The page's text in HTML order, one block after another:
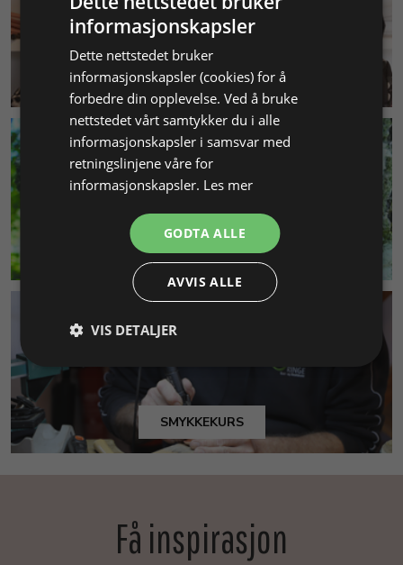
KUNDESERVICE
MILJØ & BÆREKRAFT
SMYKKEKURS
Få inspirasjon
informasjonskapsler
Dette nettstedet bruker
informasjonskapsler (cookies) for å
forbedre din opplevelse. Ved å bruke
nettstedet vårt samtykker du i alle
informasjonskapsler i samsvar med
retningslinjene våre for
informasjonskapsler. Les mer
GODTA ALLE
AVVIS ALLE
VIS DETALJER